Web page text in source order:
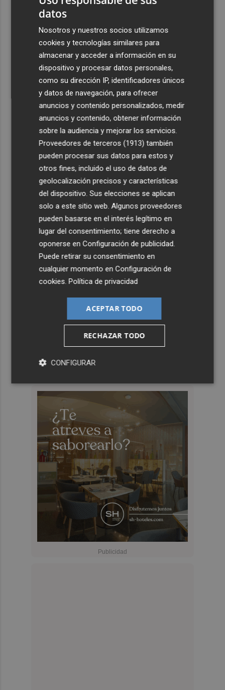
datos
Nosotros y nuestros socios utilizamos
cookies y tecnologías similares para
almacenar y acceder a información en su
dispositivo y procesar datos personales,
como su dirección IP, identificadores únicos
y datos de navegación, para ofrecer
anuncios y contenido personalizados, medir
anuncios y contenido, obtener información
sobre la audiencia y mejorar los servicios.
Proveedores de terceros (1913) también
pueden procesar sus datos para estos y
otros fines, incluido el uso de datos de
geolocalización precisos y características
del dispositivo. Sus elecciones se aplican
solo a este sitio web. Algunos proveedores
pueden basarse en el interés legítimo en
lugar del consentimiento; tiene derecho a
oponerse enConfiguración de publicidad
Puede retirar su consentimiento en
cualquier momento enConfiguración de
cookies .Política de privacidad
ACEPTAR TODO
RECHAZAR TODO
CONFIGURAR